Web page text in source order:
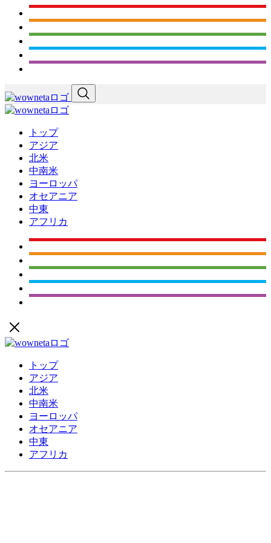
トップ
アジア
北米
中南米
ヨーロッパ
オセアニア
中東
アフリカ
トップ
アジア
北米
中南米
ヨーロッパ
オセアニア
中東
アフリカ